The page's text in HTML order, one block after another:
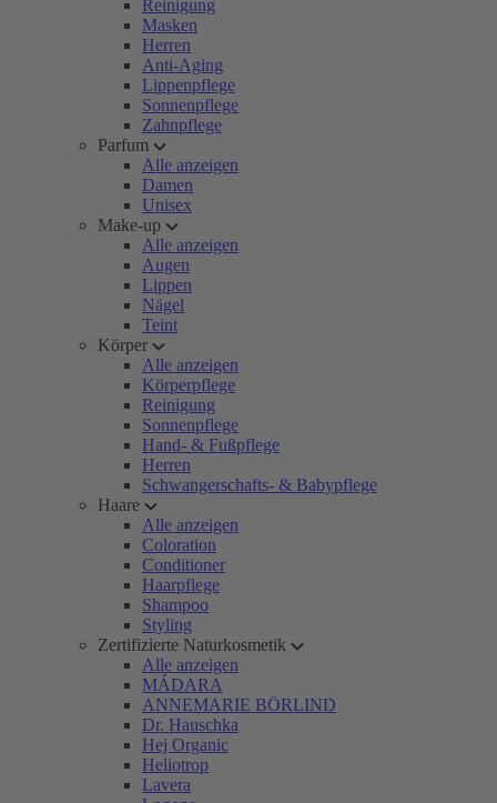
Reinigung
Masken
Herren
Anti-Aging
Lippenpflege
Sonnenpflege
Zahnpflege
Parfum
Alle anzeigen
Damen
Unisex
Make-up
Alle anzeigen
Augen
Lippen
Nägel
Teint
Körper
Alle anzeigen
Körperpflege
Reinigung
Sonnenpflege
Hand- & Fußpflege
Herren
Schwangerschafts- & Babypflege
Haare
Alle anzeigen
Coloration
Conditioner
Haarpflege
Shampoo
Styling
Zertifizierte Naturkosmetik
Alle anzeigen
MÁDARA
ANNEMARIE BÖRLIND
Dr. Hauschka
Hej Organic
Heliotrop
Lavera